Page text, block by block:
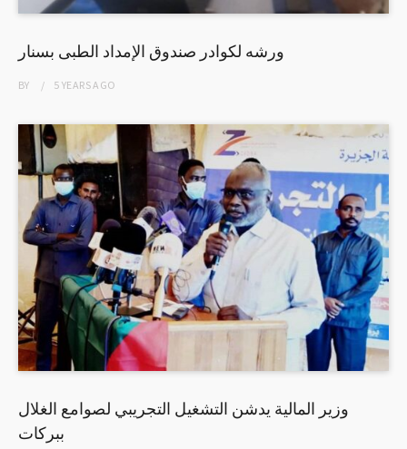
ورشه لكوادر صندوق الإمداد الطبى بسنار
BY 5 YEARSAGO
وزير المالية يدشن التشغيل التجريبي لصوامع الغلال
ببركات